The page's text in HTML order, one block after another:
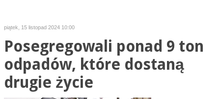
piątek, 15 listopad 2024 10:00
Posegregowali ponad 9 ton
odpadów, które dostaną
drugie życie